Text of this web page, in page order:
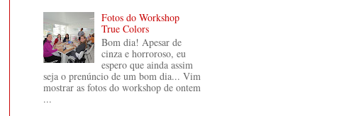
Fotos do Workshop
True Colors
Bom dia! Apesar de
cinza e horroroso, eu
espero que ainda assim
seja o prenúncio de um bom dia... Vim
mostrar as fotos do workshop de ontem
...